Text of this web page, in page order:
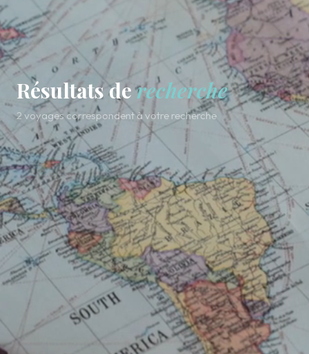
Résultats derecherche
2 voyages correspondent à votre recherche